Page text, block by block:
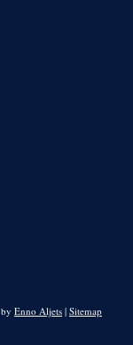
Enno Aljets | Sitemap